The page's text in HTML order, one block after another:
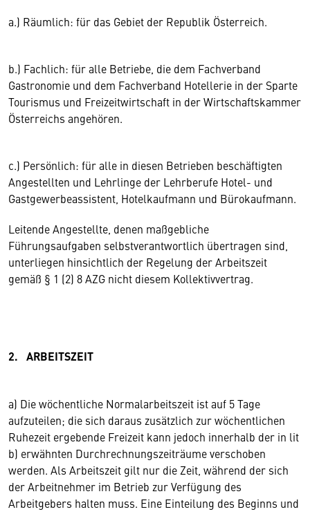
a.) Räumlich: für das Gebiet der Republik Österreich.
b.) Fachlich: für alle Betriebe, die dem Fachverband
Gastronomie und dem Fachverband Hotellerie in der Sparte
Tourismus und Freizeitwirtschaft in der Wirtschaftskammer
Österreichs angehören.
c.) Persönlich: für alle in diesen Betrieben beschäftigten
Angestellten und Lehrlinge der Lehrberufe Hotel- und
Gastgewerbeassistent, Hotelkaufmann und Bürokaufmann.
Leitende Angestellte, denen maßgebliche
Führungsaufgaben selbstverantwortlich übertragen sind,
unterliegen hinsichtlich der Regelung der Arbeitszeit
gemäß § 1 (2) 8 AZG nicht diesem Kollektivvertrag.
2. ARBEITSZEIT
a) Die wöchentliche Normalarbeitszeit ist auf 5 Tage
aufzuteilen; die sich daraus zusätzlich zur wöchentlichen
Ruhezeit ergebende Freizeit kann jedoch innerhalb der in lit
b) erwähnten Durchrechnungszeiträume verschoben
werden. Als Arbeitszeit gilt nur die Zeit, während der sich
der Arbeitnehmer im Betrieb zur Verfügung des
Arbeitgebers halten muss. Eine Einteilung des Beginns und